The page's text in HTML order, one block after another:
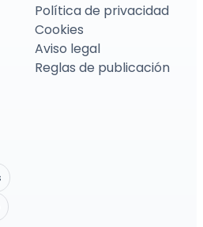
Política de privacidad
Cookies
Aviso legal
Reglas de publicación